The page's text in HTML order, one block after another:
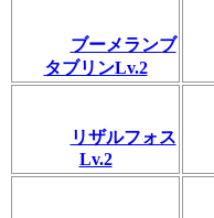
ブーメランブ
タブリンLv.2
リザルフォス
Lv.2